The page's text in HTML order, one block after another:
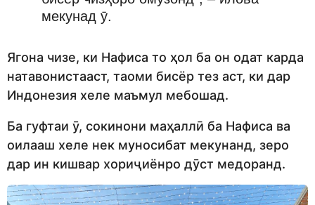
мекунад ӯ.
Ягона чизе, ки Нафиса то ҳол ба он одат карда
натавонистааст, таоми бисёр тез аст, ки дар
Индонезия хеле маъмул мебошад.
Ба гуфтаи ӯ, сокинони маҳаллӣ ба Нафиса ва
оилааш хеле нек муносибат мекунанд, зеро
дар ин кишвар хориҷиёнро дӯст медоранд.